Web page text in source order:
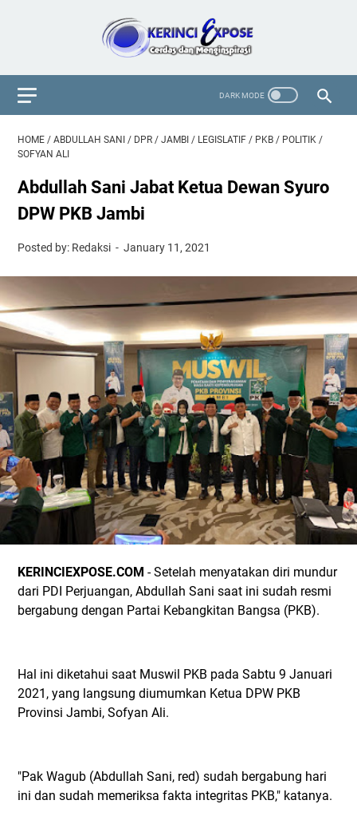
HOME / ABDULLAH SANI / DPR / JAMBI / LEGISLATIF / PKB / POLITIK /
SOFYAN ALI
Abdullah Sani Jabat Ketua Dewan Syuro
DPW PKB Jambi
Posted by: Redaksi January 11, 2021
KERINCIEXPOSE.COM - Setelah menyatakan diri mundur
dari PDI Perjuangan, Abdullah Sani saat ini sudah resmi
bergabung dengan Partai Kebangkitan Bangsa (PKB).
Hal ini diketahui saat Muswil PKB pada Sabtu 9 Januari
2021, yang langsung diumumkan Ketua DPW PKB
Provinsi Jambi, Sofyan Ali.
"Pak Wagub (Abdullah Sani, red) sudah bergabung hari
ini dan sudah memeriksa fakta integritas PKB," katanya.